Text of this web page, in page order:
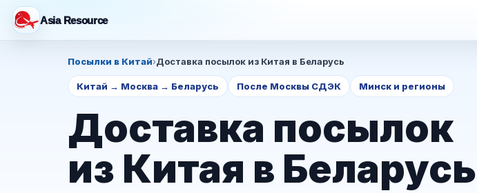
Asia Resource
Посылки в Китай›Доставка посылок из Китая в Беларусь
Китай → Москва → Беларусь После Москвы СДЭК Минск и регионы
Доставка посылок
из Китая в Беларусь